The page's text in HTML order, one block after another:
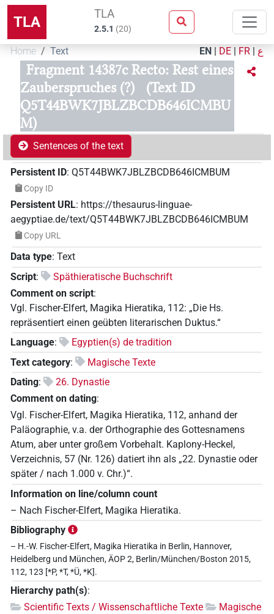
TLA TLA
2.5.1 (20)
Home Text EN | DE | FR | ع
Fragment 14387c Recto: Rest eines
Zauberspruches (?)
(Text ID
Q5T44BWK7JBLZBCDB646ICMBU
M)
Sentences of the text
Persistent ID: Q5T44BWK7JBLZBCDB646ICMBUM
Copy ID
Persistent URL: https://thesaurus-linguae-
aegyptiae.de/text/Q5T44BWK7JBLZBCDB646ICMBUM
Copy URL
Data type: Text
Script:
Späthieratische Buchschrift
Comment on script:
Vgl. Fischer-Elfert, Magika Hieratika, 112: „Die Hs.
repräsentiert einen geübten literarischen Duktus.“
Language:
Egyptien(s) de tradition
Text category:
Magische Texte
Dating:
26. Dynastie
Comment on dating:
Vgl. Fischer-Elfert, Magika Hieratika, 112, anhand der
Paläographie, v.a. der Orthographie des Gottesnamens
Atum, aber unter großem Vorbehalt. Kaplony-Heckel,
Verzeichnis, 57 (Nr. 126) datiert ihn als „22. Dynastie oder
später / nach 1.000 v. Chr.)“.
Information on line/column count
– Nach Fischer-Elfert, Magika Hieratika.
Bibliography
– H.-W. Fischer-Elfert, Magika Hieratika in Berlin, Hannover,
Heidelberg und München, ÄOP 2, Berlin/München/Boston 2015,
112, 123 [*P, *T, *Ü, *K].
Hierarchy path(s):
Scientific Texts / Wissenschaftliche Texte
Magische